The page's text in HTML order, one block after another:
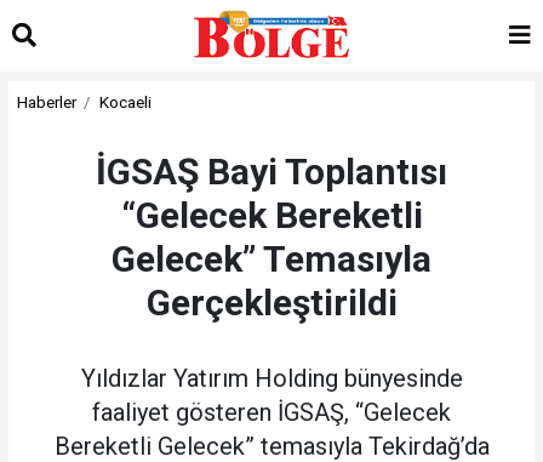
Haberler Kocaeli
İGSAŞ Bayi Toplantısı
“Gelecek Bereketli
Gelecek” Temasıyla
Gerçekleştirildi
Yıldızlar Yatırım Holding bünyesinde
faaliyet gösteren İGSAŞ, “Gelecek
Bereketli Gelecek” temasıyla Tekirdağ’da